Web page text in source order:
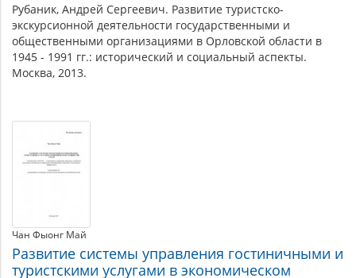
Рубаник, Андрей Сергеевич. Развитие туристско-
экскурсионной деятельности государственными и
общественными организациями в Орловской области в
1945 - 1991 гг.: исторический и социальный аспекты.
Москва, 2013.
Чан Фыонг Май
Развитие системы управления гостиничными и
туристскими услугами в экономическом